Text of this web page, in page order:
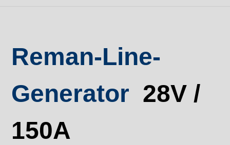
Reman-Line-
Generator 28V /
150A